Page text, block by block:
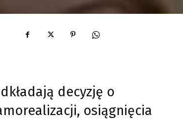
decyzję o
osiągnięcia